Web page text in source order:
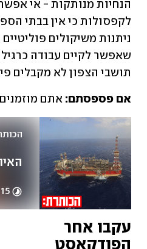
תושבי הצפון לא מקבלים
אם פספסתם: אתם
הפודקאסט